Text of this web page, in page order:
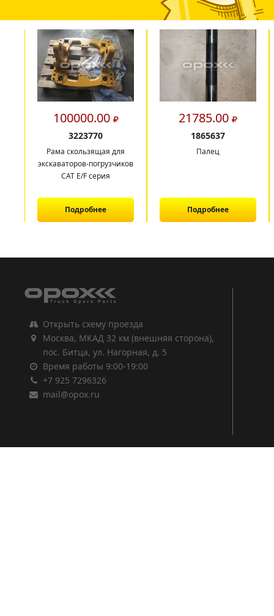
100000.00
3223770
Рама скользящая для
экскаваторов-погрузчиков
CAT E/F серия
Подробнее
21785.00
1865637
Палец
Подробнее
Открыть схему проезда
Москва, МКАД 32 км (внешняя сторона),
пос. Битца, ул. Нагорная, д. 5
Время работы 9:00-19:00
+7 925 7296326
mail@opox.ru